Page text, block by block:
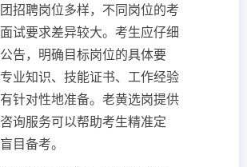
招聘岗位多样，不同岗位的考
试要求差异较大。考生应仔细
告，明确目标岗位的具体要
业知识、技能证书、工作经验
针对性地准备。老黄选岗提供
询服务可以帮助考生精准定
目备考。